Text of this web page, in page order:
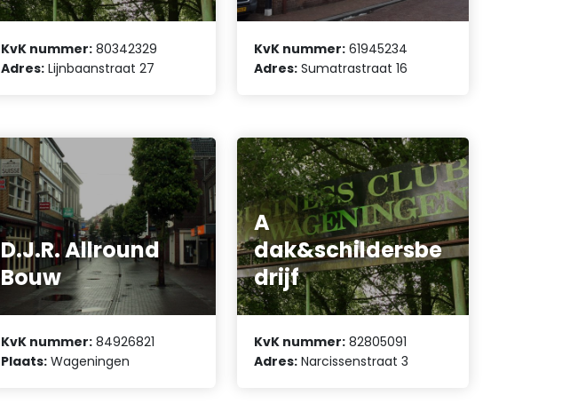
KvK nummer: 80342329
Adres: Lijnbaanstraat 27
KvK nummer: 61945234
Adres: Sumatrastraat 16
D.J.R. Allround
Bouw
KvK nummer: 84926821
Plaats: Wageningen
A
dak&schildersbe
drijf
KvK nummer: 82805091
Adres: Narcissenstraat 3